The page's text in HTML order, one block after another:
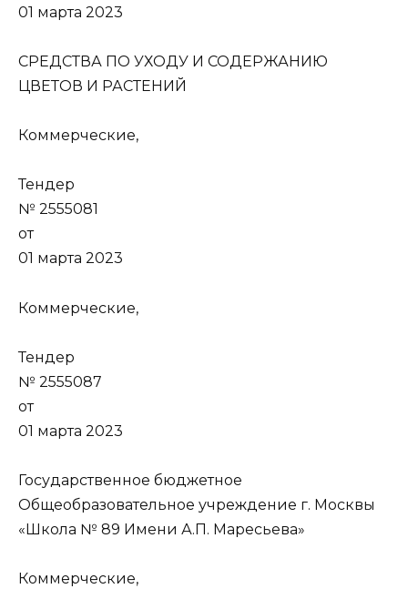
01 марта 2023
СРЕДСТВА ПО УХОДУ И СОДЕРЖАНИЮ
ЦВЕТОВ И РАСТЕНИЙ
Коммерческие,
Тендер
№ 2555081
от
01 марта 2023
Коммерческие,
Тендер
№ 2555087
от
01 марта 2023
Государственное бюджетное
Общеобразовательное учреждение г. Москвы
«Школа № 89 Имени А.П. Маресьева»
Коммерческие,